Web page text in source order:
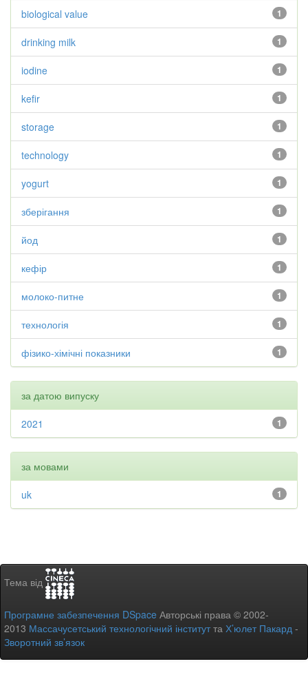
1
biological value
1
drinking milk
1
iodine
1
kefir
1
storage
1
technology
1
yogurt
1
зберігання
1
йод
1
кефір
1
молоко-питне
1
технологія
1
фізико-хімічні показники
за датою випуску
1
2021
за мовами
1
uk
Тема від
Програмне забезпечення DSpace Авторські права © 2002-
2013 Массачусетський технологічний інститутта Х’юлет Пакард -
Зворотний зв’язок